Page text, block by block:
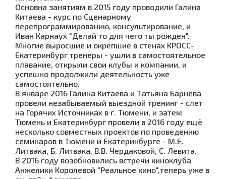
Основна занятиям в 2015 году проводили Галина
Китаева - курс по Сценарному
перепрограммированию, консультирование, и
Иван Карнаух "Делай то для чего ты рожден".
Многие выросшие и окрепшие в стенах КРОСС-
Екатеринбург тренеры - ушли в самостоятельное
плавание, открыли свои клубы и компании, и
успешно продолжили деятельность уже
самостоятельно.
В январе 2016 Галина Китаева и Татьяна Барнева
провели незабываемый выездной тренинг - слет
на Горячих Источниках в г. Тюмени, и затем
Тюмень и Екатеринбург провели в 2016 году ещё
несколько совместных проектов по проведению
семинаров в Тюмени и Екатеринбурге - М.Е.
Литвака, Б. Литвака, В.В. Чердаковой, С. Левита.
В 2016 году возобновились встречи киноклуба
Анжелики Королевой "Реальное кино",теперь уже в